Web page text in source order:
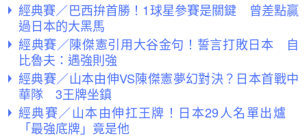
經典賽／巴西拚首勝！1球星參賽是關鍵 曾差點贏
過日本的大黑馬
經典賽／陳傑憲引用大谷金句！誓言打敗日本 自
比魯夫：遇強則強
經典賽／山本由伸VS陳傑憲夢幻對決？日本首戰中
華隊 3王牌坐鎮
經典賽／山本由伸扛王牌！日本29人名單出爐
「最強底牌」竟是他